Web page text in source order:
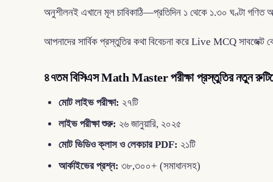
অনুশীলনই এখানে মূল চাবিকাঠি—প্রতিদিন ১ থেকে ১.৩০ ঘণ্টা গণিত
আপনাদের সার্বিক প্রস্তুতির কথা বিবেচনা করে Live MCQ
৪৭তম বিসিএস Math Master পরীক্ষা প্রস্তুতির নতুন
মোট লাইভ পরীক্ষা: ২৭টি
লাইভ পরীক্ষা শুরু: ২৬ জানুয়ারি, ২০২৫
মোট ভিডিও ক্লাস ও লেকচার PDF: ২১টি
আর্কাইভের প্রশ্ন: ৩৮,৩০০+ (সমাধানসহ)